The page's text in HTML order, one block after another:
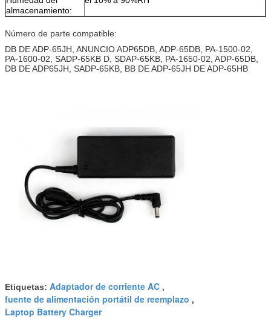
almacenamiento:
Número de parte compatible:
DB DE ADP-65JH, ANUNCIO ADP65DB, ADP-65DB, PA-1500-02,
PA-1600-02, SADP-65KB D, SDAP-65KB, PA-1650-02, ADP-65DB,
DB DE ADP65JH, SADP-65KB, BB DE ADP-65JH DE ADP-65HB
Etiquetas: Adaptador de corriente AC ,
fuente de alimentación portátil de reemplazo ,
Laptop Battery Charger